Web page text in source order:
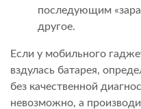
последующим
другое.
Если у мобильного
вздулась батарея,
без качественной
невозможно, а